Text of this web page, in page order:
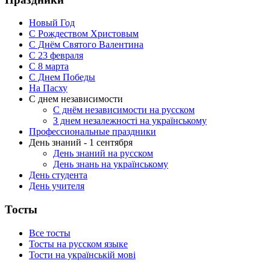
Новый Год
С Рождеством Христовым
С Днём Святого Валентина
С 23 февраля
C 8 марта
С Днем Победы
На Пасху
С днем независимости
С днём независимости на русском
З днем незалежності на українському
Профессиональные праздники
День знаний - 1 сентября
День знаний на русском
День знань на українському
День студента
День учителя
Тосты
Все тосты
Тосты на русском языке
Тости на українській мові